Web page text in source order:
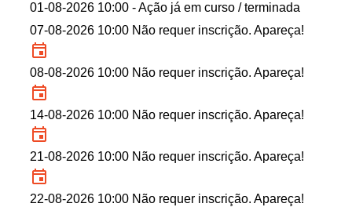
01-08-2026 10:00 - Ação já em curso / terminada
07-08-2026 10:00 Não requer inscrição. Apareça!
08-08-2026 10:00 Não requer inscrição. Apareça!
14-08-2026 10:00 Não requer inscrição. Apareça!
21-08-2026 10:00 Não requer inscrição. Apareça!
22-08-2026 10:00 Não requer inscrição. Apareça!